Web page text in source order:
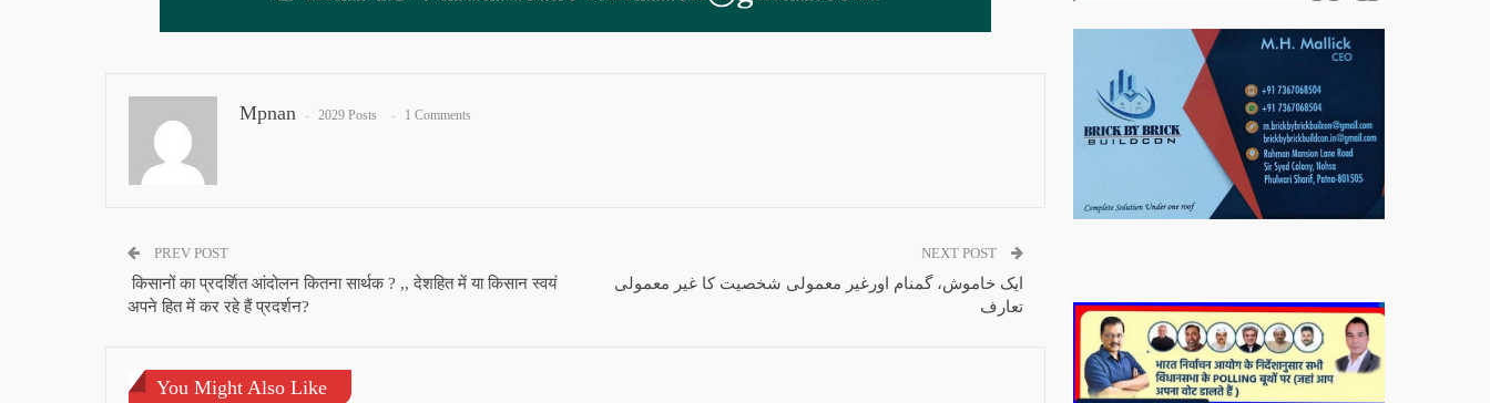
Mpnan 2029 Posts 1 Comments
PREV POST
किसानों का प्रदर्शित आंदोलन कितना सार्थक ? ,, देशहित में या किसान स्वयं
अपने हित में कर रहे हैं प्रदर्शन?
NEXT POST
ایک خاموش، گمنام اورغیر معمولی شخصیت کا غیر معمولی
تعارف
You Might Also Like
बिरादराने मिलात – अतिना वेलफ़ेयर फाउंडेशन, बेरोजगार
महिलाओं के लिए बेहतर स्वयं रोजगार के एक बेहतर अवसर
अतिना वेलफेयर फाउंडेशन – बिहारशरीफ रहबर यूनिट।